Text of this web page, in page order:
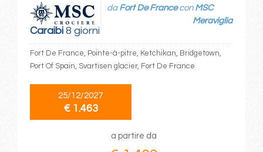
Caraibi8 giorni
da Fort De Francecon MSC
Meraviglia
Fort De France, Pointe-à-pitre, Ketchikan, Bridgetown,
Port Of Spain, Svartisen glacier, Fort De France
25/12/2027
€ 1.463
a partire da